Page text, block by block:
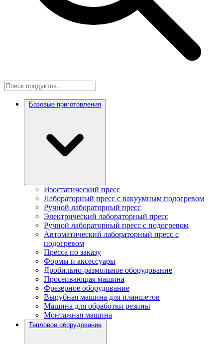
Базовые приготовления
Изостатический пресс
Лабораторный пресс с вакуумным подогревом
Ручной лабораторный пресс
Электрический лабораторный пресс
Ручной лабораторный пресс с подогревом
Автоматический лабораторный пресс с
подогревом
Пресса по заказу
Формы и аксессуары
Дробильно-размольное оборудование
Просеивающая машина
Фрезерное оборудование
Вырубная машина для планшетов
Машина для обработки резины
Монтажная машина
Тепловое оборудование